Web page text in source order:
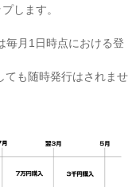
します。
月1日時点における登
も随時発行はされませ